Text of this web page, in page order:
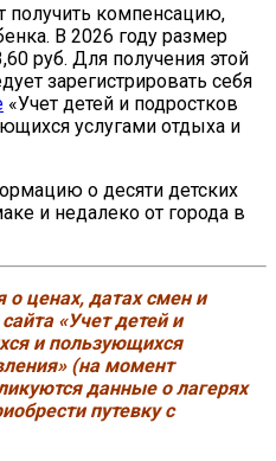
получить компенсацию,
В 2026 году размер
руб. Для получения этой
зарегистрировать себя
«Учет детей и подростков
услугами отдыха и
о десяти детских
и недалеко от города в
ценах, датах смен и
«Учет детей и
и пользующихся
(на момент
данные о лагерях
путевку с